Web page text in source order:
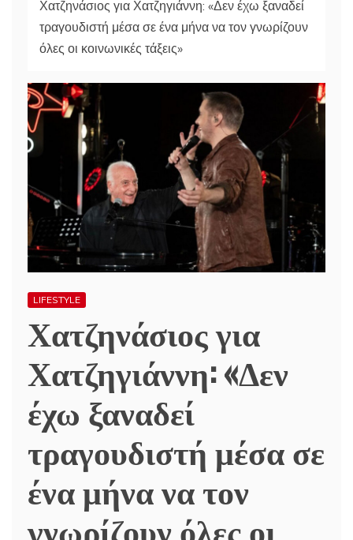
Χατζηνάσιος για Χατζηγιάννη: «Δεν έχω ξαναδεί
τραγουδιστή μέσα σε ένα μήνα να τον γνωρίζουν
όλες οι κοινωνικές τάξεις»
LIFESTYLE
Χατζηνάσιος για
Χατζηγιάννη: «Δεν
έχω ξαναδεί
τραγουδιστή μέσα σε
ένα μήνα να τον
γνωρίζουν όλες οι